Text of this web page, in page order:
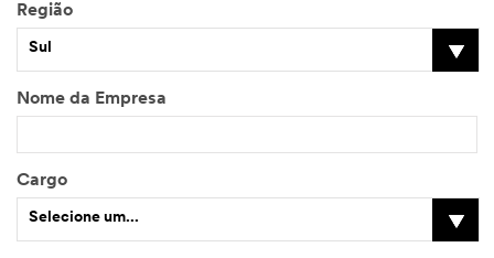
Região
Sul
Nome da Empresa
Cargo
Selecione um...